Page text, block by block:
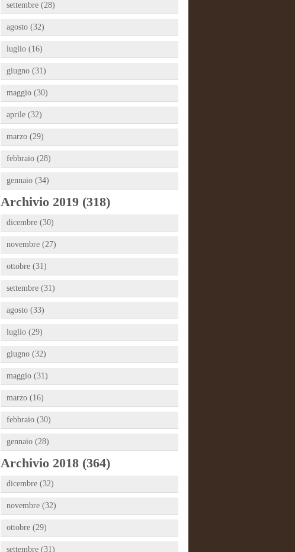
settembre (28)
agosto (32)
luglio (16)
giugno (31)
maggio (30)
aprile (32)
marzo (29)
febbraio (28)
gennaio (34)
Archivio 2019 (318)
dicembre (30)
novembre (27)
ottobre (31)
settembre (31)
agosto (33)
luglio (29)
giugno (32)
maggio (31)
marzo (16)
febbraio (30)
gennaio (28)
Archivio 2018 (364)
dicembre (32)
novembre (32)
ottobre (29)
settembre (31)